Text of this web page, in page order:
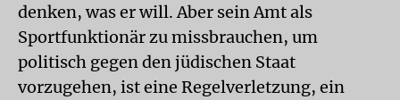
denken, was er will. Aber sein Amt als
Sportfunktionär zu missbrauchen, um
politisch gegen den jüdischen Staat
vorzugehen, ist eine Regelverletzung, ein